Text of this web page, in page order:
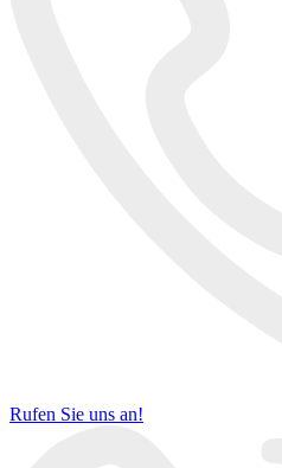
Rufen Sie uns an!